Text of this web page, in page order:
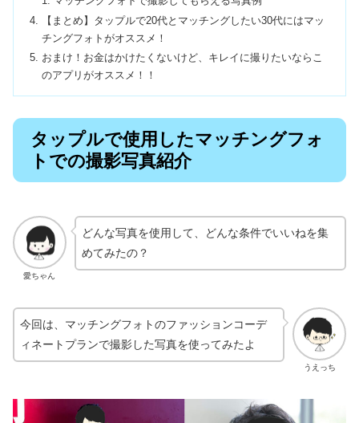
【まとめ】タップルで20代とマッチングしたい30代にはマッ
チングフォトがオススメ！
おまけ！お金はかけたくないけど、キレイに撮りたいならこ
のアプリがオススメ！！
タップルで使用したマッチングフォ
トでの撮影写真紹介
愛ちゃん
どんな写真を使用して、どんな条件でいいねを集
めてみたの？
うえっち
今回は、マッチングフォトのファッションコーデ
ィネートプランで撮影した写真を使ってみたよ